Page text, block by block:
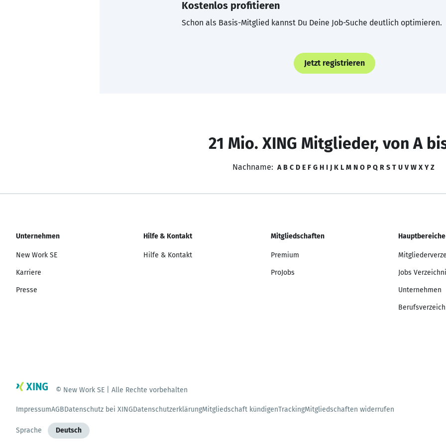
Kostenlos profitieren
Schon als Basis-Mitglied kannst Du Deine Job-Suche deutlich optimieren.
Jetzt registrieren
21 Mio. XING Mitglieder, von A
Nachname: A B C D E F G H I J K L M N O P Q R S T U V W X Y Z
Unternehmen
New Work SE
Karriere
Presse
Hilfe & Kontakt
Hilfe & Kontakt
Mitgliedschaften
Premium
ProJobs
Hauptbereiche
Jobs
Unternehmen
© New Work SE | Alle Rechte vorbehalten
ImpressumAGBDatenschutz bei XINGDatenschutzerklärungMitgliedschaft kündigenTrackingMitgliedschaften widerrufen
Sprache Deutsch